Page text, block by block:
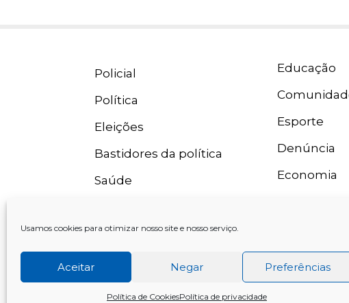
Usamos cookies para otimizar nosso site e nosso serviço.
Aceitar Negar Preferências
Política de CookiesPolítica de privacidade
Policial
Política
Eleições
Bastidores da política
Saúde
Educação
Esporte
Denúncia
Economia
Rádio Grande